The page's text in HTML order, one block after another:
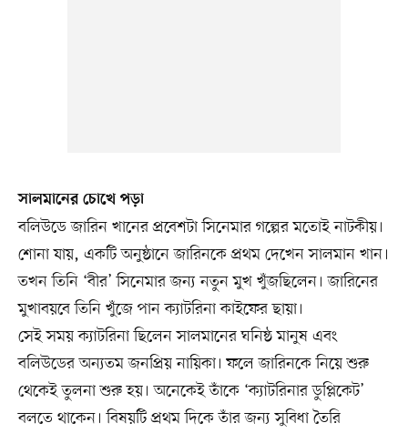
সালমানের চোখে পড়া
বলিউডে জারিন খানের প্রবেশটা সিনেমার গল্পের মতোই নাটকীয়।
শোনা যায়, একটি অনুষ্ঠানে জারিনকে প্রথম দেখেন সালমান খান।
তখন তিনি ‘বীর’ সিনেমার জন্য নতুন মুখ খুঁজছিলেন। জারিনের
মুখাবয়বে তিনি খুঁজে পান ক্যাটরিনা কাইফের ছায়া।
সেই সময় ক্যাটরিনা ছিলেন সালমানের ঘনিষ্ঠ মানুষ এবং
বলিউডের অন্যতম জনপ্রিয় নায়িকা। ফলে জারিনকে নিয়ে শুরু
থেকেই তুলনা শুরু হয়। অনেকেই তাঁকে ‘ক্যাটরিনার ডুপ্লিকেট’
বলতে থাকেন। বিষয়টি প্রথম দিকে তাঁর জন্য সুবিধা তৈরি